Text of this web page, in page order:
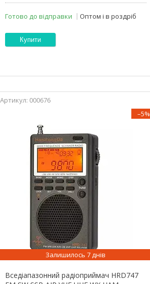
Готово до відправки Оптом і в роздріб
Купити
000676
–5%
Залишилось 7 днів
Вседіапазонний радіоприймач HRD747